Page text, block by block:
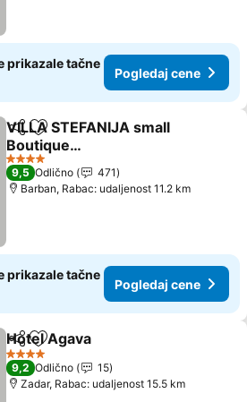
prikazale tačne
Pogledaj cene
Deli Dodati u favorite
VILLA STEFANIJA small
Boutique
hotel&restaurant
4 Zvezdice
9,5 Odlično
471
Barban, Rabac: udaljenost 11.2 km
prikazale tačne
Pogledaj cene
Deli Dodati u favorite
Hotel Agava
4 Zvezdice
9,2 Odlično
15
Zadar, Rabac: udaljenost 15.5 km